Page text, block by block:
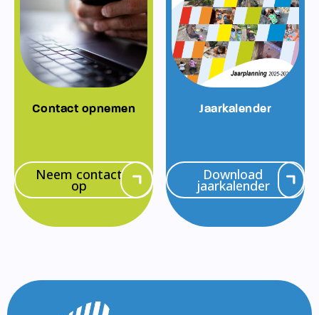
Contact opnemen
Neem contact
op
Jaarkalender
Download
jaarkalender